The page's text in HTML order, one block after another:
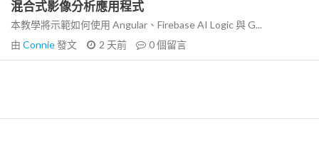
混合式影像分析應用程式
本教學將示範如何使用 Angular、Firebase AI Logic 與 G...
由 Connie發文 2 天前 0個留言